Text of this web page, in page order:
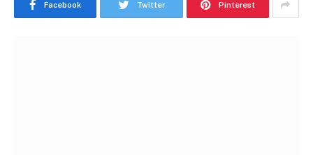
Facebook Twitter Pinterest